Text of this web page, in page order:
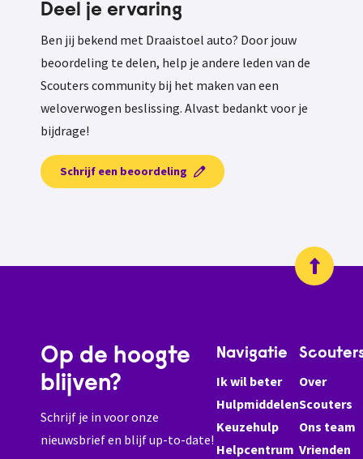
Deel je ervaring
Ben jij bekend met Draaistoel auto? Door jouw
beoordeling te delen, help je andere leden van de
Scouters community bij het maken van een
weloverwogen beslissing. Alvast bedankt voor je
bijdrage!
Schrijf een beoordeling
Op de hoogte
blijven?
Schrijf je in voor onze
nieuwsbrief en blijf up-to-date!
Navigatie
Ik wil beter
Hulpmiddelen
Keuzehulp
Helpcentrum
Over
Scouters
Ons team
Vrienden